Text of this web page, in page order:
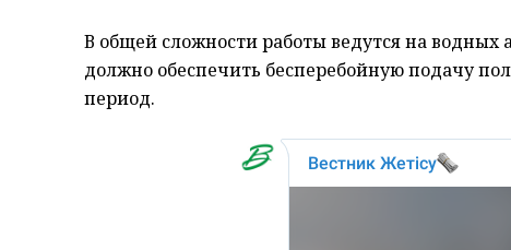
В общей сложности работы ведутся на водных
должно обеспечить бесперебойную подачу
период.